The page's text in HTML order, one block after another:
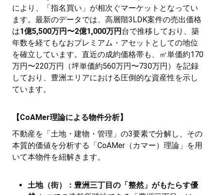
により、「指名買い」が相次ぐマーケットとなってい
ます。最新のデータでは、高層階3LDK案件の売出価格
は1億5,500万円〜2億1,000万円 台で推移しており、築
年数を経てもなおプレミアム・アセットとしての地位
を確立しています。直近の成約価格帯も、㎡単価約170
万円〜220万円（坪単価約560万円〜730万円）を記録
しており、豊洲エリアにおける圧倒的な資産性を示し
ています。
【CoAMer理論による物件分析】
不動産を「土地・建物・管理」の3要素で分解し、その
本質的価値を分析する「CoAMer（カマー）理論」を用
いて本物件を紐解きます。
土地（街）：豊洲三丁目の「整然」がもたらす優